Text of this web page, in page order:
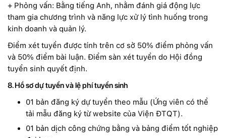
+ Phỏng vấn: Bằng tiếng Anh, nhằm đánh giá động lực
tham gia chương trình và năng lực xử lý tình huống trong
kinh doanh và quản lý.
Điểm xét tuyển được tính trên cơ sở 50% điểm phỏng vấn
và 50% điểm bài luận. Điểm sàn xét tuyển do Hội đồng
tuyển sinh quyết định.
8. Hồ sơ dự tuyển và lệ phí tuyển sinh
01 bản đăng ký dự tuyển theo mẫu (Ứng viên có thể
tải mẫu đăng ký từ website của Viện ĐTQT).
01 bản dịch công chứng bằng và bảng điểm tốt nghiệp